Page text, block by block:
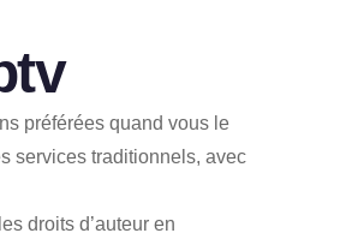
préférées quand vous le
services traditionnels, avec
droits d’auteur en